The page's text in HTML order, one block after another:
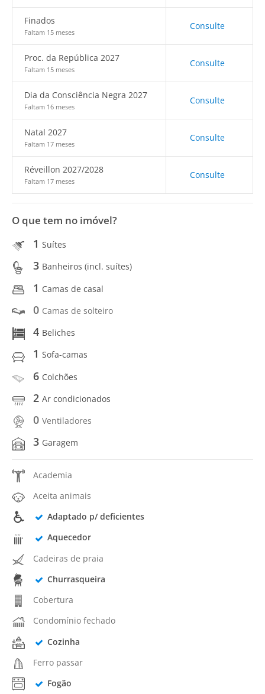
Finados
Faltam 15 meses
Consulte
Proc. da República 2027
Faltam 15 meses
Consulte
Dia da Consciência Negra 2027
Faltam 16 meses
Consulte
Natal 2027
Faltam 17 meses
Consulte
Réveillon 2027/2028
Faltam 17 meses
Consulte
O que tem no imóvel?
1 Suítes
3 Banheiros (incl. suítes)
1 Camas de casal
0 Camas de solteiro
4 Beliches
1 Sofa-camas
6 Colchões
2 Ar condicionados
0 Ventiladores
3 Garagem
Academia
Aceita animais
Adaptado p/ deficientes
Aquecedor
Cadeiras de praia
Churrasqueira
Cobertura
Condomínio fechado
Cozinha
Ferro passar
Fogão